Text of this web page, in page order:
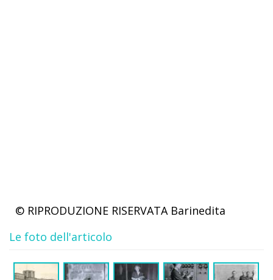
© RIPRODUZIONE RISERVATA Barinedita
Le foto dell'articolo